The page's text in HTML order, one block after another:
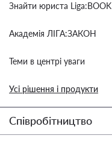
Знайти юриста Liga:BOOK
Академія ЛІГА:ЗАКОН
Теми в центрі уваги
Усі рішення і продукти
Співробітництво